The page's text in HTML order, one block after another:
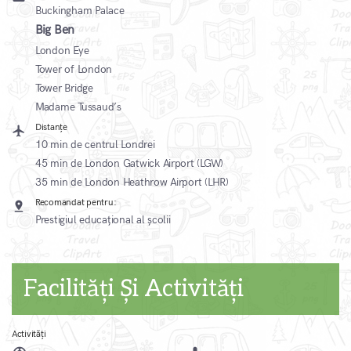
Buckingham Palace
Big Ben
London Eye
Tower of London
Tower Bridge
Madame Tussaud’s
local_airport Distanțe
10 min de centrul Londrei
45 min de London Gatwick Airport (LGW)
35 min de London Heathrow Airport (LHR)
pin_drop Recomandat pentru:
Prestigiul educațional al școlii
Facilități Și Activități
Activități